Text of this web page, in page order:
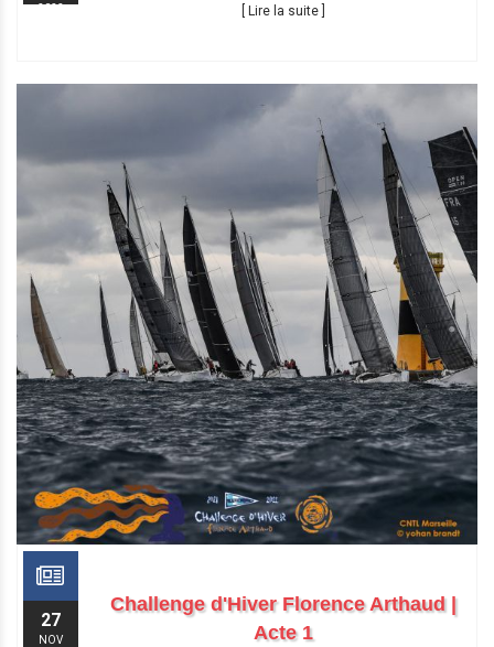
2022
[ Lire la suite ]
27
NOV
Challenge d'Hiver Florence Arthaud |
Acte 1